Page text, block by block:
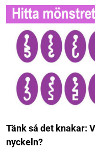
Tänk så det knakar:
nyckeln?